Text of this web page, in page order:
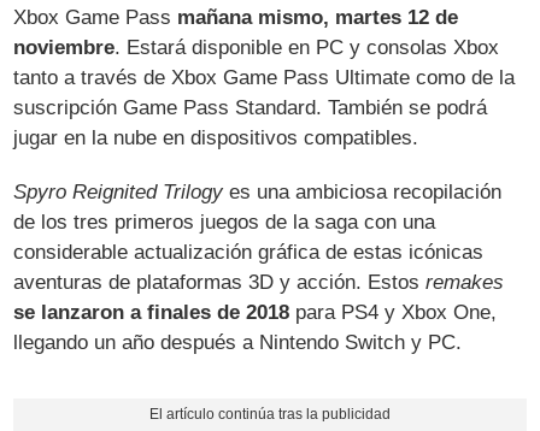
Xbox Game Pass mañana mismo, martes 12 de
noviembre. Estará disponible en PC y consolas Xbox
tanto a través de Xbox Game Pass Ultimate como de la
suscripción Game Pass Standard. También se podrá
jugar en la nube en dispositivos compatibles.
Spyro Reignited Trilogy es una ambiciosa recopilación
de los tres primeros juegos de la saga con una
considerable actualización gráfica de estas icónicas
aventuras de plataformas 3D y acción. Estosremakes
se lanzaron a finales de 2018 para PS4 y Xbox One,
llegando un año después a Nintendo Switch y PC.